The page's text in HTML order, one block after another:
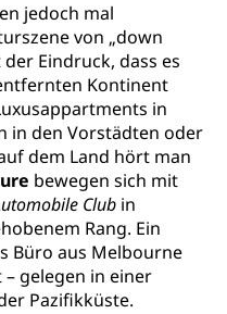
jedoch mal
von „down
Eindruck, dass es
Kontinent
in
in den Vorstädten oder
dem Land hört man
bewegen sich mit
Club in
Rang. Ein
Büro aus Melbourne
gelegen in einer
Pazifikküste.